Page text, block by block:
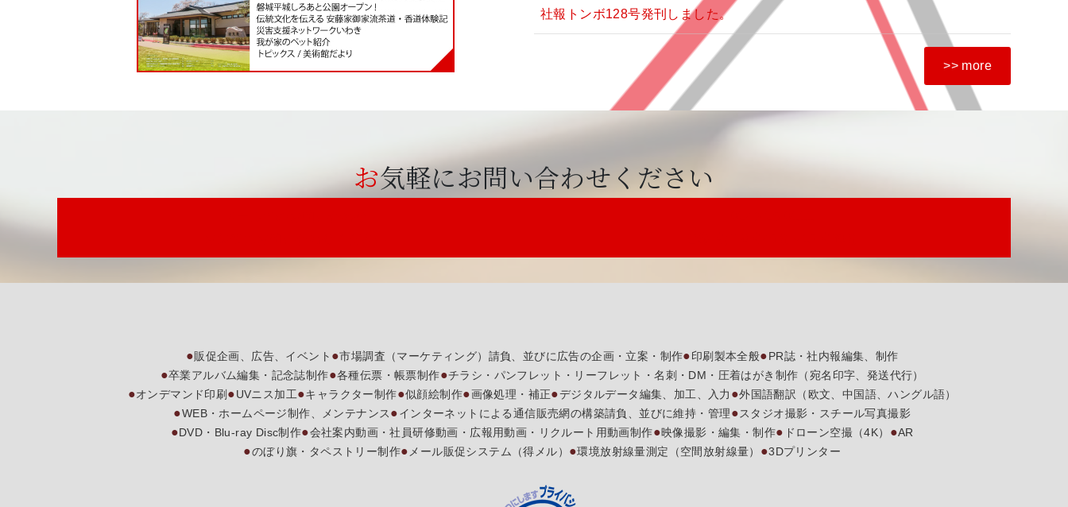
社報トンボ128号発刊しました。
>> more
お気軽にお問い合わせください
販促企画、広告、イベント 市場調査（マーケティング）請負、並びに広告の企画・立案・制作 印刷製本全般
PR誌・社内報編集、制作
卒業アルバム編集・記念誌制作
各種伝票・帳票制作
チラシ・パンフレット・リーフレット・名刺・DM・圧着はがき制作（宛名印字、発送代行）
オンデマンド印刷
UVニス加工 キャラクター制作 似顔絵制作 画像処理・補正 デジタルデータ編集、加工、入力
外国語翻訳（欧文、中国語、ハングル語）
WEB・ホームページ制作、メンテナンス
インターネットによる通信販売網の構築請負、並びに維持・管理
スタジオ撮影・スチール写真撮影
DVD・Blu-ray Disc制作
会社案内動画・社員研修動画・広報用動画・リクルート用動画制作 映像撮影・編集・制作 ドローン空撮（4K）
AR
のぼり旗・タペストリー制作
メール販促システム（得メル） 環境放射線量測定（空間放射線量） 3Dプリンター